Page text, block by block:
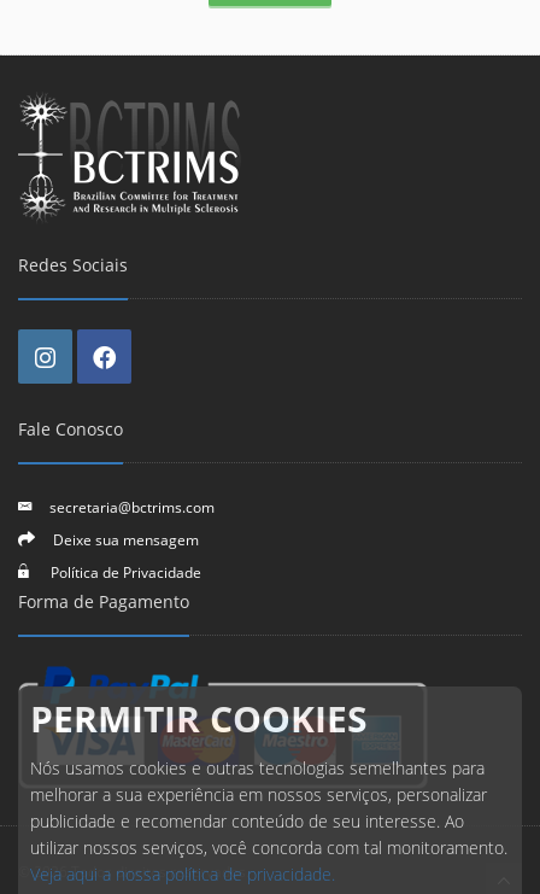
Redes Sociais
Fale Conosco
secretaria@bctrims.com
Deixe sua mensagem
Política de Privacidade
Forma de Pagamento
© 2026 Todos direitos reservados.
PERMITIR COOKIES
Nós usamos cookies e outras tecnologias semelhantes para
melhorar a sua experiência em nossos serviços, personalizar
publicidade e recomendar conteúdo de seu interesse. Ao
utilizar nossos serviços, você concorda com tal monitoramento.
Veja aqui a nossa política de privacidade.